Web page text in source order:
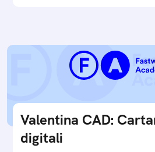
Valentina CAD:
digitali